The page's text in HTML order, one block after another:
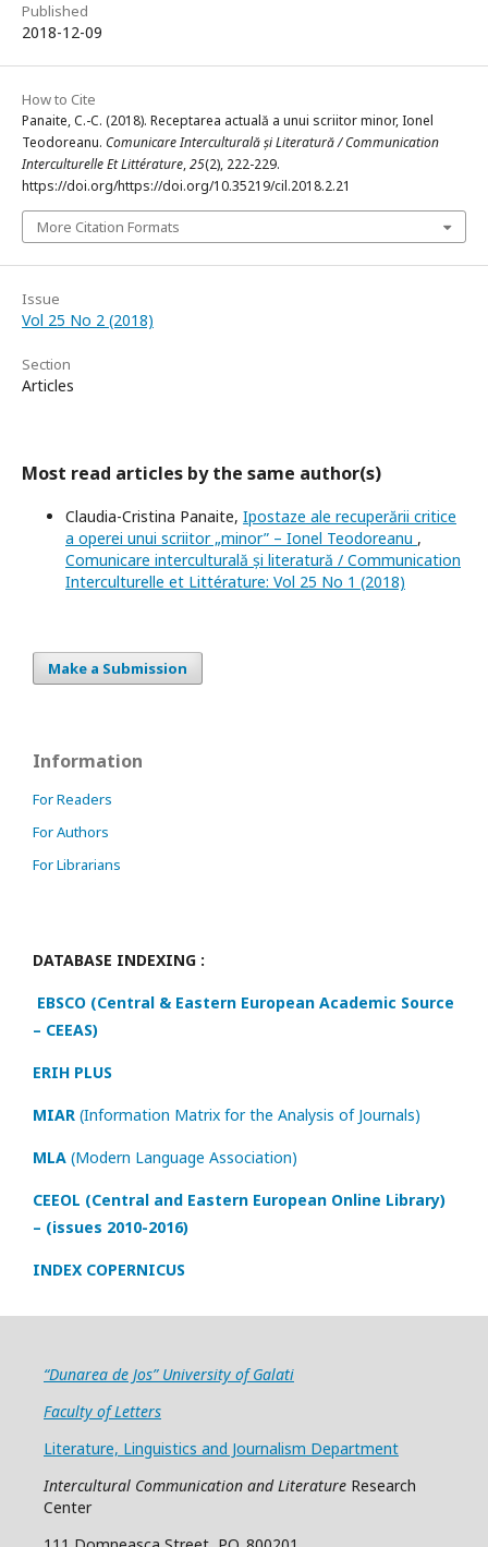
Published
2018-12-09
How to Cite
Panaite, C.-C. (2018). Receptarea actuală a unui scriitor minor, Ionel
Teodoreanu. Comunicare Interculturală și Literatură / Communication
Interculturelle Et Littérature,25(2), 222-229.
https://doi.org/https://doi.org/10.35219/cil.2018.2.21
More Citation Formats
Issue
Vol 25 No 2 (2018)
Section
Articles
Most read articles by the same author(s)
Claudia-Cristina Panaite, Ipostaze ale recuperării critice
a operei unui scriitor „minor” – Ionel Teodoreanu ,
Comunicare interculturală și literatură / Communication
Interculturelle et Littérature: Vol 25 No 1 (2018)
Make a Submission
Information
For Readers
For Authors
For Librarians
DATABASE INDEXING :
EBSCO (Central & Eastern European Academic Source
– CEEAS)
ERIH PLUS
MIAR (Information Matrix for the Analysis of Journals)
MLA (Modern Language Association)
CEEOL (Central and Eastern European Online Library)
– (issues 2010-2016)
INDEX COPERNICUS
“Dunarea de Jos” University of Galati
Faculty of Letters
Literature, Linguistics and Journalism Department
Intercultural Communication and Literature Research
Center